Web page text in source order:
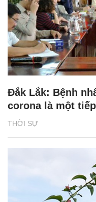
THỜI SỰ
Đắk Lắk: Bệnh
corona là một